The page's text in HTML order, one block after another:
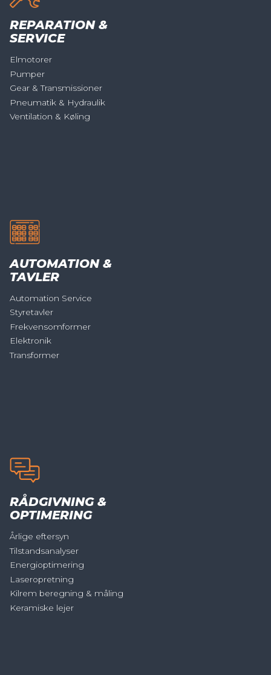
REPARATION &
SERVICE
Elmotorer
Pumper
Gear & Transmissioner
Pneumatik & Hydraulik
Ventilation & Køling
AUTOMATION &
TAVLER
Automation Service
Styretavler
Frekvensomformer
Elektronik
Transformer
RÅDGIVNING &
OPTIMERING
Årlige eftersyn
Tilstandsanalyser
Energioptimering
Laseropretning
Kilrem beregning & måling
Keramiske lejer